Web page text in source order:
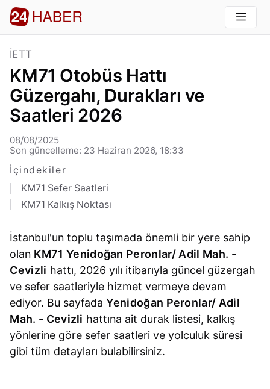
İETT
KM71 Otobüs Hattı
Güzergahı, Durakları ve
Saatleri 2026
08/08/2025
Son güncelleme: 23 Haziran 2026, 18:33
İçindekiler
KM71 Sefer Saatleri
KM71 Kalkış Noktası
İstanbul'un toplu taşımada önemli bir yere sahip
olan KM71 Yenidoğan Peronlar/ Adil Mah. -
Cevizli hattı, 2026 yılı itibarıyla güncel güzergah
ve sefer saatleriyle hizmet vermeye devam
ediyor. Bu sayfadaYenidoğan Peronlar/ Adil
Mah. - Cevizli hattına ait durak listesi, kalkış
yönlerine göre sefer saatleri ve yolculuk süresi
gibi tüm detayları bulabilirsiniz.